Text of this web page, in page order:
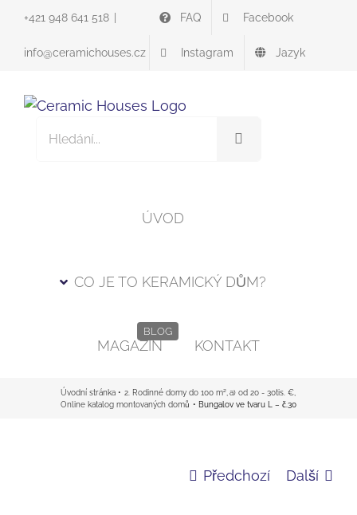
content
+421 948 641 518
info@ceramichouses.cz
FAQ Facebook
Instagram Jazyk
pro:
ÚVOD
CO JE TO KERAMICKÝ DŮM?
MAGAZÍN
BLOG
KONTAKT
Úvodní stránka 2. Rodinné domy do 100 m² a) od 20 - 30tis. €
Online katalog montovaných domů
Bungalov ve tvaru L – č.30
Předchozí Další